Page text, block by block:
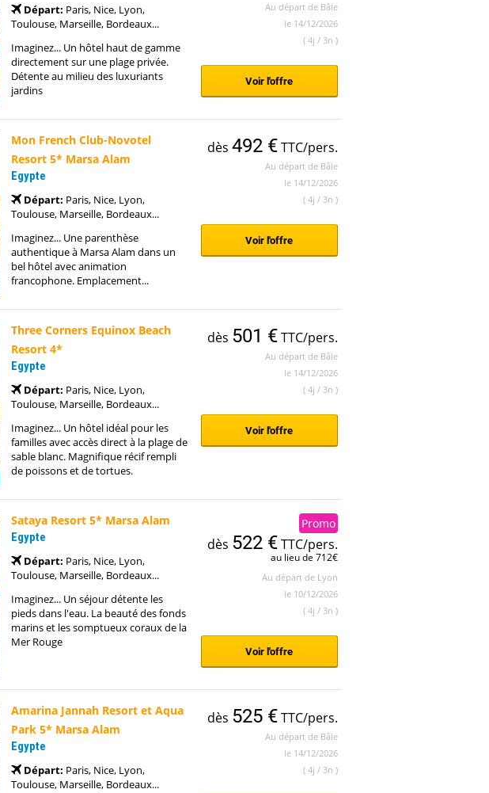
Départ: Paris, Nice, Lyon,
Toulouse, Marseille, Bordeaux...
Imaginez... Un hôtel haut de gamme
directement sur une plage privée.
Détente au milieu des luxuriants
jardins
Au départ de Bâle
le 14/12/2026
( 4j / 3n )
Voir l'offre
Mon French Club-Novotel
Resort 5* Marsa Alam
Egypte
Départ: Paris, Nice, Lyon,
Toulouse, Marseille, Bordeaux...
Imaginez... Une parenthèse
authentique à Marsa Alam dans un
bel hôtel avec animation
francophone. Emplacement...
dès 492 €TTC/pers.
Au départ de Bâle
le 14/12/2026
( 4j / 3n )
Voir l'offre
Three Corners Equinox Beach
Resort 4*
Egypte
Départ: Paris, Nice, Lyon,
Toulouse, Marseille, Bordeaux...
Imaginez... Un hôtel idéal pour les
familles avec accès direct à la plage de
sable blanc. Magnifique récif rempli
de poissons et de tortues.
dès 501 €TTC/pers.
Au départ de Bâle
le 14/12/2026
( 4j / 3n )
Voir l'offre
Sataya Resort 5* Marsa Alam
Egypte
Départ: Paris, Nice, Lyon,
Toulouse, Marseille, Bordeaux...
Imaginez... Un séjour détente les
pieds dans l'eau. La beauté des fonds
marins et les somptueux coraux de la
Mer Rouge
Promo
dès 522 €TTC/pers.
au lieu de 712€
Au départ de Lyon
le 10/12/2026
( 4j / 3n )
Voir l'offre
Amarina Jannah Resort et Aqua
Park 5* Marsa Alam
Egypte
Départ: Paris, Nice, Lyon,
Toulouse, Marseille, Bordeaux...
dès 525 €TTC/pers.
Au départ de Bâle
le 14/12/2026
( 4j / 3n )